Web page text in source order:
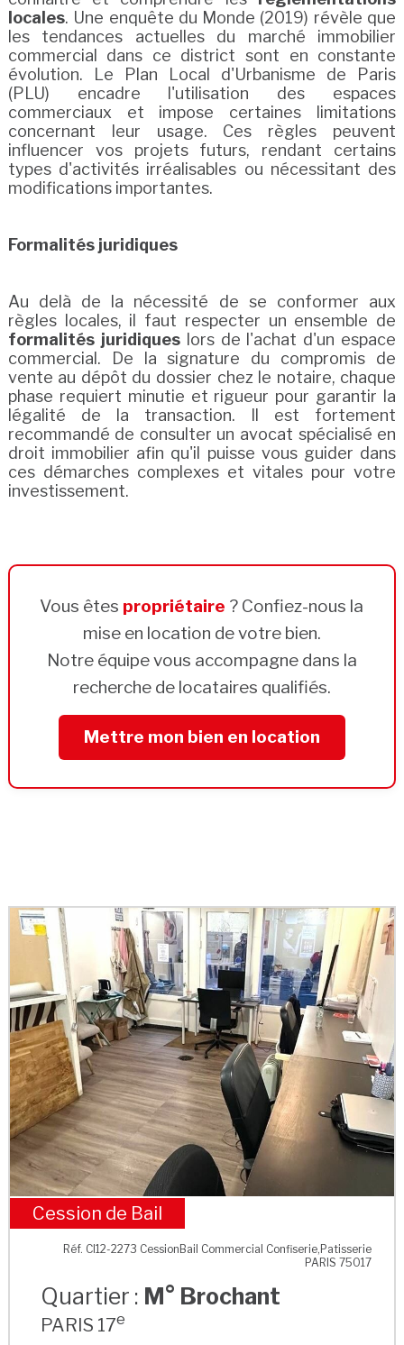
locales. Une enquête du Monde (2019) révèle que
les tendances actuelles du marché immobilier
commercial dans ce district sont en constante
évolution. Le Plan Local d'Urbanisme de Paris
(PLU) encadre l'utilisation des espaces
commerciaux et impose certaines limitations
concernant leur usage. Ces règles peuvent
influencer vos projets futurs, rendant certains
types d'activités irréalisables ou nécessitant des
modifications importantes.
Formalités juridiques
Au delà de la nécessité de se conformer aux
règles locales, il faut respecter un ensemble de
formalités juridiqueslors de l'achat d'un espace
commercial. De la signature du compromis de
vente au dépôt du dossier chez le notaire, chaque
phase requiert minutie et rigueur pour garantir la
légalité de la transaction. Il est fortement
recommandé de consulter un avocat spécialisé en
droit immobilier afin qu'il puisse vous guider dans
ces démarches complexes et vitales pour votre
investissement.
Vous êtes propriétaire ? Confiez-nous la
mise en location de votre bien.
Notre équipe vous accompagne dans la
recherche de locataires qualifiés.
Mettre mon bien en location
M° Brochant
Cession de Bail
Réf. CI12-2273 CessionBail Commercial Confiserie,Patisserie
PARIS 75017
Quartier : M° Brochant
PARIS 17e